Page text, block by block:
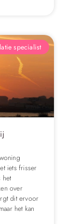
specialist
iets frisser
het
over
dit ervoor
het kan